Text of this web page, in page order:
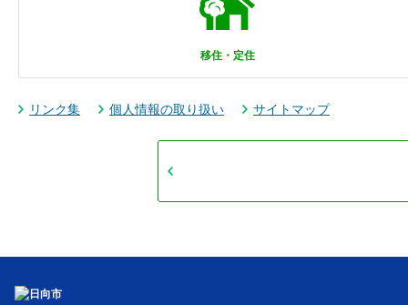
移住・定住
リンク集 個人情報の取り扱い サイトマップ